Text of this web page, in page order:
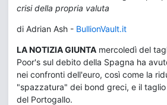
crisi della propria valuta
di Adrian Ash - BullionVault.it
LA NOTIZIA GIUNTA mercoledì del
Poor's sul debito della Spagna ha
nei confronti dell'euro, così come la
"spazzatura" dei bond greci, e il
del Portogallo.